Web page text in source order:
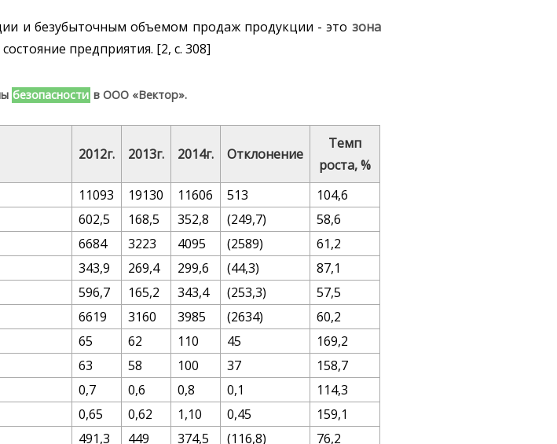
и безубыточным объемом продаж продукции - это зона
предприятия. [2, с. 308]
безопасности в ООО «Вектор».
2012г. 2013г. 2014г. Отклонение
Темп
роста, %
11093 19130 11606 513
104,6
602,5 168,5 352,8 (249,7)
58,6
6684 3223 4095 (2589)
61,2
343,9 269,4 299,6 (44,3)
87,1
596,7 165,2 343,4 (253,3)
57,5
6619 3160 3985 (2634)
60,2
65 62 110 45
169,2
63 58 100 37
158,7
0,7 0,6 0,8 0,1
114,3
0,65 0,62 1,10 0,45
159,1
491,3 449 374,5 (116,8)
76,2